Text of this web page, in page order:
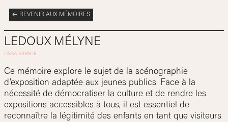
REVENIR AUX MÉMOIRES
LEDOUX MÉLYNE
Ce mémoire explore le sujet de la scénographie
d’exposition adaptée aux jeunes publics. Face à la
nécessité de démocratiser la culture et de rendre les
expositions accessibles à tous, il est essentiel de
reconnaître la légitimité des enfants en tant que visiteurs